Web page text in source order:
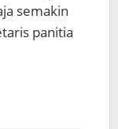
semakin
panitia